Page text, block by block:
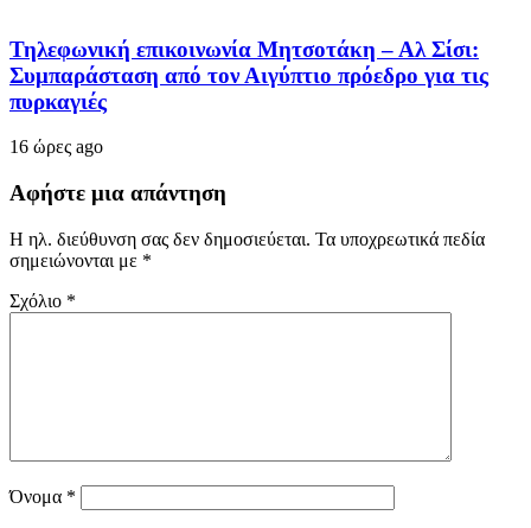
Τηλεφωνική επικοινωνία Μητσοτάκη – Αλ Σίσι:
Συμπαράσταση από τον Αιγύπτιο πρόεδρο για τις
πυρκαγιές
16 ώρες ago
Αφήστε μια απάντηση
Η ηλ. διεύθυνση σας δεν δημοσιεύεται. Τα υποχρεωτικά πεδία
σημειώνονται με *
Σχόλιο *
Όνομα *